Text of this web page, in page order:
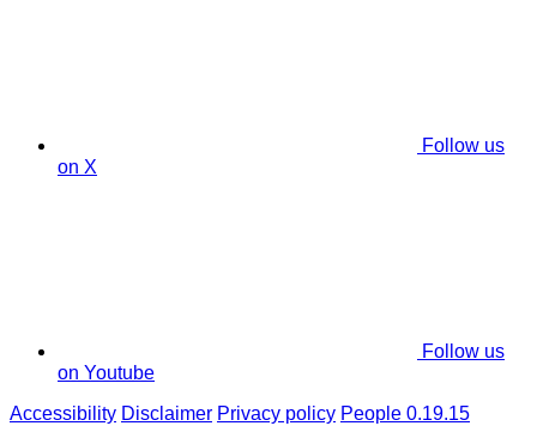
Follow us
on X
Follow us
on Youtube
Accessibility Disclaimer Privacy policy People 0.19.15